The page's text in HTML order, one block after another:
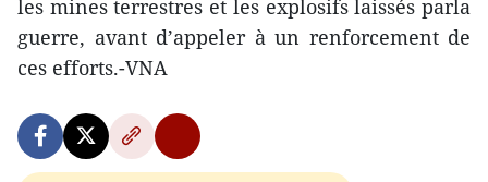
les mines terrestres et les explosifs laissés parla
guerre, avant d’appeler à un renforcement de
ces efforts.-VNA